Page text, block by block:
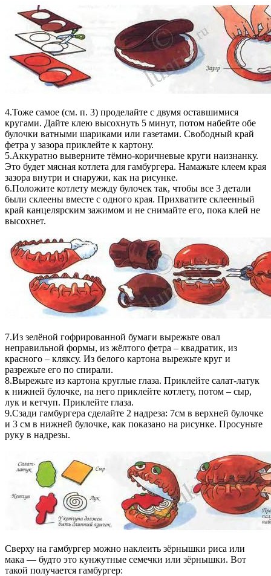
4.Тоже самое (см. п. 3) проделайте с двумя оставшимися
кругами. Дайте клею высохнуть 5 минут, потом набейте обе
булочки ватными шариками или газетами. Свободный край
фетра у зазора приклейте к картону.
5.Аккуратно выверните тёмно-коричневые круги наизнанку.
Это будет мясная котлета для гамбургера. Намажьте клеем края
зазора внутри и снаружи, как на рисунке.
6.Положите котлету между булочек так, чтобы все 3 детали
были склеены вместе с одного края. Прихватите склеенный
край канцелярским зажимом и не снимайте его, пока клей не
высохнет.
7.Из зелёной гофрированной бумаги вырежьте овал
неправильной формы, из жёлтого фетра – квадратик, из
красного – кляксу. Из белого картона вырежьте круг и
разрежьте его по спирали.
8.Вырежьте из картона круглые глаза. Приклейте салат-латук
к нижней булочке, на него приклейте котлету, потом – сыр,
лук и кетчуп. Приклейте глаза.
9.Сзади гамбургера сделайте 2 надреза: 7см в верхней булочке
и 3 см в нижней булочке, как показано на рисунке. Просуньте
руку в надрезы.
Сверху на гамбургер можно наклеить зёрнышки риса или
мака — будто это кунжутные семечки или зёрнышки. Вот
такой получается гамбургер: